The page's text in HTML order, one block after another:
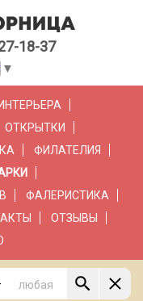
18-37
▼
ОТКРЫТКИ
ФИЛАТЕЛИЯ
ФАЛЕРИСТИКА
ОТЗЫВЫ